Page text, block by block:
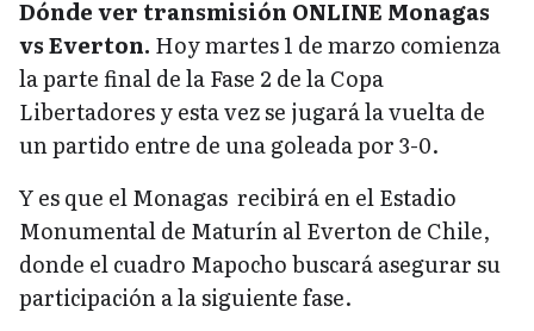
Dónde ver transmisión ONLINE Monagas
vs Everton. Hoy martes 1 de marzo comienza
la parte final de la Fase 2 de la Copa
Libertadores y esta vez se jugará la vuelta de
un partido entre de una goleada por 3-0.
Y es que el Monagas recibirá en el Estadio
Monumental de Maturín al Everton de Chile,
donde el cuadro Mapocho buscará asegurar su
participación a la siguiente fase.